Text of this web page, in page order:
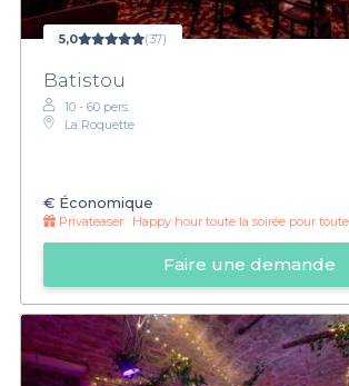
5,0 (37)
Batistou
10 - 60 pers.
La Roquette
€ Économique
Privateaser : Happy hour toute la soirée pour toute
Faire une demande